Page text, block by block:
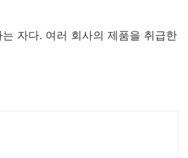
자다. 여러 회사의 제품을 취급한